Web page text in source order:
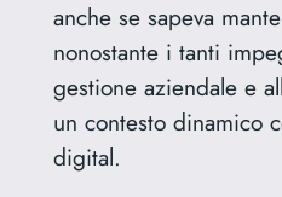
anche se sapeva
nonostante i tanti
gestione aziendale e
un contesto dinamico
digital.